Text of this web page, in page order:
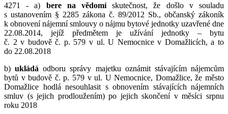
4271 - a) bere na vědomískutečnost, že došlo v souladu
s ustanovením § 2285 zákona č. 89/2012 Sb., občanský zákoník
k obnovení nájemní smlouvy o nájmu bytové jednotky uzavřené dne
22.08.2014, jejíž předmětem je užívání jednotky – bytu
č. 2 v budově č. p. 579 v ul. U Nemocnice v Domažlicích, a to
do 22.08.2018
b)ukládá odboru správy majetku oznámit stávajícím nájemcům
bytů v budově č. p. 579 v ul. U Nemocnice, Domažlice, že město
Domažlice hodlá nesouhlasit s obnovením stávajících nájemních
smluv (s jejich prodloužením) po jejich skončení v měsíci srpnu
roku 2018